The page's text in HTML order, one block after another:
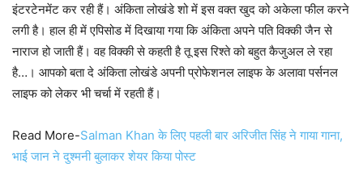
इंटरटेनमेंट कर रही हैं। अंकिता लोखंडे शो में इस वक्त खुद को अकेला फील करने
लगी है। हाल ही में एपिसोड में दिखाया गया कि अंकिता अपने पति विक्की जैन से
नाराज हो जाती हैं। वह विक्की से कहती है तू इस रिश्ते को बहुत कैजुअल ले रहा
है…। आपको बता दे अंकिता लोखंडे अपनी प्रोफेशनल लाइफ के अलावा पर्सनल
लाइफ को लेकर भी चर्चा में रहती हैं।
Read More-Salman Khan के लिए पहली बार अरिजीत सिंह ने गाया गाना,
भाई जान ने दुश्मनी बुलाकर शेयर किया पोस्ट